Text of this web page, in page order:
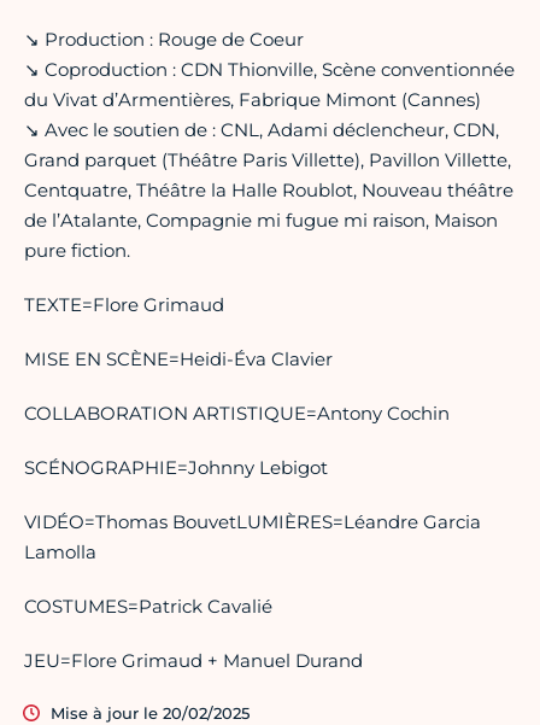
↘ Production : Rouge de Coeur
↘ Coproduction : CDN Thionville, Scène conventionnée
du Vivat d’Armentières, Fabrique Mimont (Cannes)
↘ Avec le soutien de : CNL, Adami déclencheur, CDN,
Grand parquet (Théâtre Paris Villette), Pavillon Villette,
Centquatre, Théâtre la Halle Roublot, Nouveau théâtre
de l’Atalante, Compagnie mi fugue mi raison, Maison
pure fiction.
TEXTE=Flore Grimaud
MISE EN SCÈNE=Heidi-Éva Clavier
COLLABORATION ARTISTIQUE=Antony Cochin
SCÉNOGRAPHIE=Johnny Lebigot
VIDÉO=Thomas BouvetLUMIÈRES=Léandre Garcia
Lamolla
COSTUMES=Patrick Cavalié
JEU=Flore Grimaud + Manuel Durand
Mise à jour le 20/02/2025